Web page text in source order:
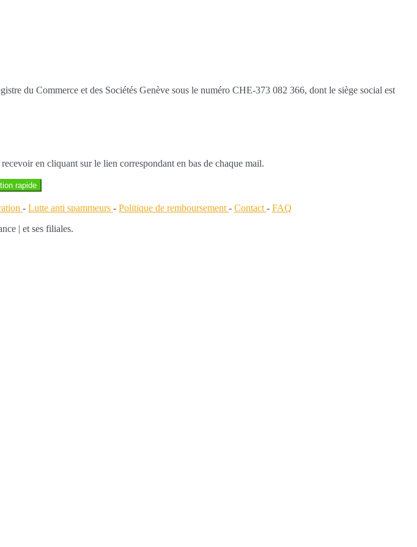
du Commerce et des Sociétés Genève sous le numéro CHE-373 082 366, dont le siège social est
en cliquant sur le lien correspondant en bas de chaque mail.
rapide
- Lutte anti spammeurs - Politique de remboursement - Contact - FAQ
| et ses filiales.